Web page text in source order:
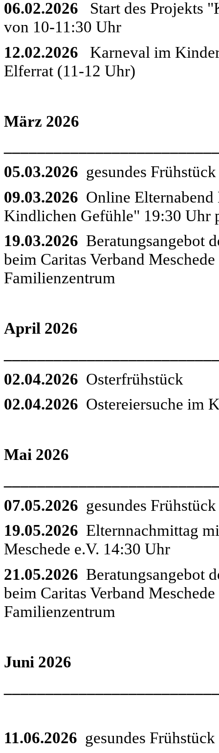
06.02.2026 Start des Projekts
von 10-11:30 Uhr
12.02.2026 Karneval im
Elferrat (11-12 Uhr)
März 2026
05.03.2026 gesundes Frühstück
09.03.2026 Online
Kindlichen Gefühle" 19:30 Uhr
19.03.2026 Beratungsangebot
beim Caritas Verband
Familienzentrum
April 2026
02.04.2026 Osterfrühstück
02.04.2026 Ostereiersuche im
Mai 2026
07.05.2026 gesundes Frühstück
19.05.2026 Elternnachmittag
Meschede e.V. 14:30 Uhr
21.05.2026 Beratungsangebot
beim Caritas Verband
Familienzentrum
Juni 2026
11.06.2026 gesundes Frühstück